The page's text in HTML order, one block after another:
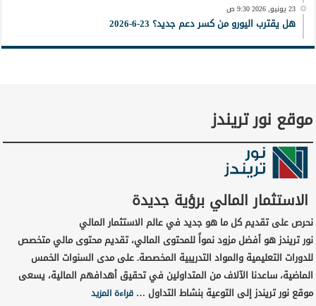
23 يونيو, 2026 9:30 ص
هل يقترب اليورو من كسر دعم جديد؟ 23-6-2026
موقع نور تريندز
الاستثمار المالي برؤية جديدة
نحرص على تقديم كل ما هو جديد في عالم الاستثمار المالي
نور تريندز هو أفضل مزود نمواً للمحتوى المالي، تقديم محتوى مالي متخصص
للدورات التعليمية والمواد التدريبية المخصصة. على مدى السنوات الخمس
الماضية، ساعدنا الآلاف من المتداولين في تحقيق أهدافهم المالية، يسعى
موقع نور تريندز إلى التوعية بنشاط التداول …قراءة المزيد